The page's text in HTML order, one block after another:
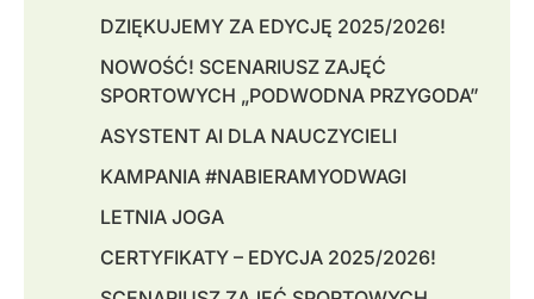
DZIĘKUJEMY ZA EDYCJĘ 2025/2026!
NOWOŚĆ! SCENARIUSZ ZAJĘĆ
SPORTOWYCH „PODWODNA PRZYGODA”
ASYSTENT AI DLA NAUCZYCIELI
KAMPANIA #NABIERAMYODWAGI
LETNIA JOGA
CERTYFIKATY – EDYCJA 2025/2026!